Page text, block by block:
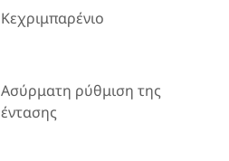
Κεχριμπαρένιο
Ασύρματη ρύθμιση της
έντασης